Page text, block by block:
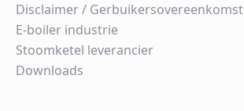
Disclaimer / Gerbuikersovereenkomst
E-boiler industrie
Stoomketel leverancier
Downloads